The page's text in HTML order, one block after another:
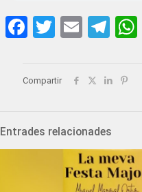
Facebook
Twitter
Email
Compartir
Entrades relacionades